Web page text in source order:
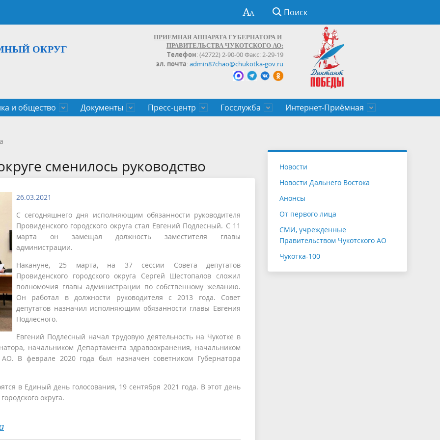
Поиск
ОКРУГ
ПРИЕМНАЯ АППАРАТА ГУБЕРНАТОРА И
ПРАВИТЕЛЬСТВА ЧУКОТСКОГО АО:
Телефон: (42722) 2-90-00 Факс: 2-29-19
эл. почта:admin87chao@chukotka-gov.ru
округа
и общество
проекты
Документы
Чукотского АО
Пресс-центр
Востока
Госслужба
служащих Чукотского автономного
Интернет-Приёмная
и график личных
сменилось руководство
26.03.2021
С сегодняшнего дня исполняющим обязанности руководителя
Провиденского городского округа стал Евгений Подлесный. С 11
марта он замещал должность заместителя главы
администрации.
Накануне, 25 марта, на 37 сессии Совета депутатов
Провиденского городского округа Сергей Шестопалов сложил
полномочия главы администрации по собственному желанию.
Он работал в должности руководителя с 2013 года. Совет
депутатов назначил исполняющим обязанности главы Евгения
Подлесного.
Евгений Подлесный начал трудовую деятельность на Чукотке в
начальником Департамента здравоохранения, начальником
В феврале 2020 года был назначен советником Губернатора
в Единый день голосования, 19 сентября 2021 года. В этот день
округа.
Новости
Новости Дальнего Востока
Анонсы
От первого лица
СМИ, учрежденные
Правительством Чукотского АО
Чукотка-100